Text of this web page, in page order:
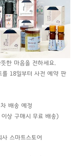
한 마음을 전하세요.
를 18일부터 사전 예약 판
배송 예정
상 구매시 무료 배송)
스마트스토어